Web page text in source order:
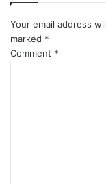
Your email address
marked *
Comment *